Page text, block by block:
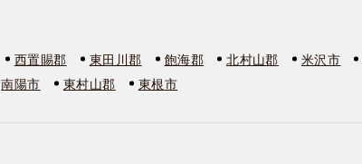
西置賜郡 東田川郡 飽海郡 北村山郡 米沢市
南陽市 東村山郡 東根市